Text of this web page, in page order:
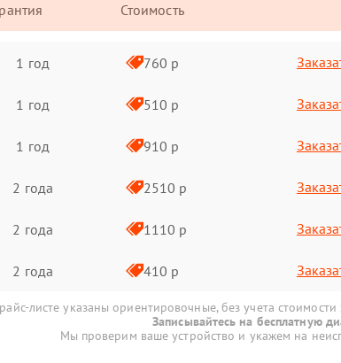
Стоимость
1 год 760 р
1 год 510 р
1 год 910 р
2 года 2510 р
2 года 1110 р
2 года 410 р
листе указаны ориентировочные, без учета стоимости
Записывайтесь на бесплатную
Мы проверим ваше устройство и укажем на